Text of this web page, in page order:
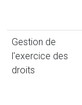
Gestion de
l'exercice des
droits